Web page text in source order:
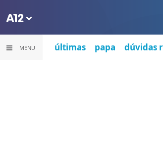
MENU últimas papa dúvidas